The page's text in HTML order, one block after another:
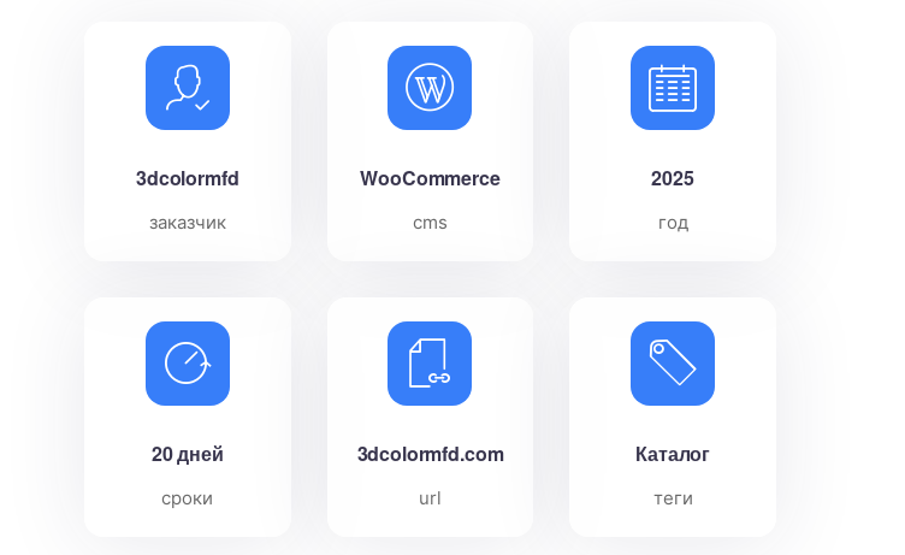
3dcolormfd
заказчик
WooCommerce
cms
2025
год
20 дней
сроки
3dcolormfd.com
url
Каталог
теги